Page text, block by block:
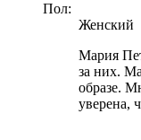
Пол:
Женский
Мария
за них.
образе.
уверена,